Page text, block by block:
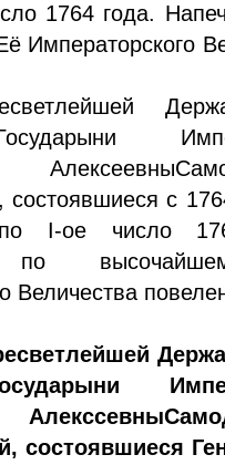
1764 года.
Императорского
состоявшиеся с
I-ое число
по
Величества
состоявшиеся